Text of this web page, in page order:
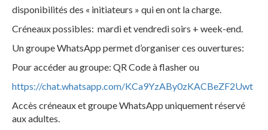
disponibilités des « initiateurs » qui en ont la charge.
Créneaux possibles: mardi et vendredi soirs + week-end.
Un groupe WhatsApp permet d’organiser ces ouvertures:
Pour accéder au groupe: QR Code à flasher ou
https://chat.whatsapp.com/KCa9YzABy0zKACBeZF2Uwt
Accès créneaux et groupe WhatsApp uniquement réservé
aux adultes.